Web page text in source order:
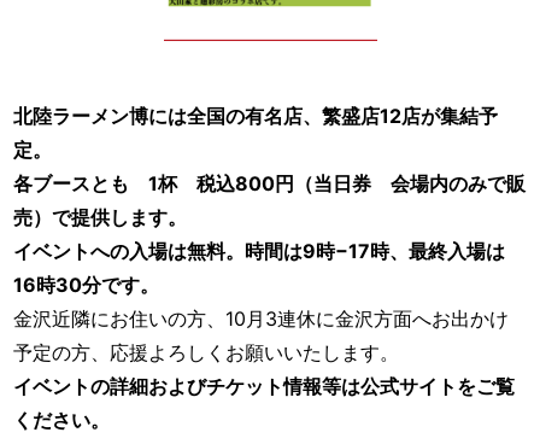
北陸ラーメン博には全国の有名店、繁盛店12店が集結予
定。
各ブースとも 1杯 税込800円（当日券 会場内のみで販
売）で提供します。
イベントへの入場は無料。時間は9時−17時、最終入場は
16時30分です。
金沢近隣にお住いの方、10月3連休に金沢方面へお出かけ
予定の方、応援よろしくお願いいたします。
イベントの詳細およびチケット情報等は公式サイトをご覧
ください。